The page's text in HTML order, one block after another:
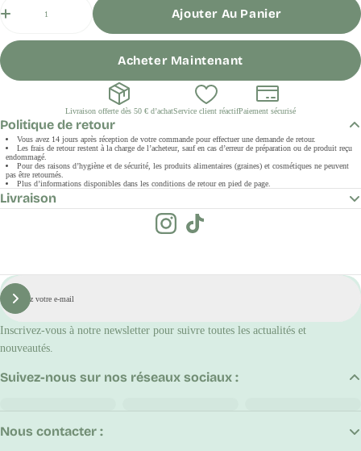
Ajouter Au Panier
Acheter Maintenant
Livraison offerte dès 50 € d’achatService client réactifPaiement sécurisé
Politique de retour
Vous avez 14 jours après réception de votre commande pour effectuer une demande de retour.
Les frais de retour restent à la charge de l’acheteur, sauf en cas d’erreur de préparation ou de produit reçu
endommagé.
Pour des raisons d’hygiène et de sécurité, les produits alimentaires (graines) et cosmétiques ne peuvent
pas être retournés.
Plus d’informations disponibles dans les conditions de retour en pied de page.
Livraison
E-
mail
S'inscrire
Inscrivez-vous à notre newsletter pour suivre toutes les actualités et
nouveautés.
Nous contacter :
Suivez-nous sur nos réseaux sociaux :